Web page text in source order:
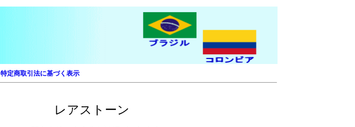
特定商取引法に基づく表示
レアストーン